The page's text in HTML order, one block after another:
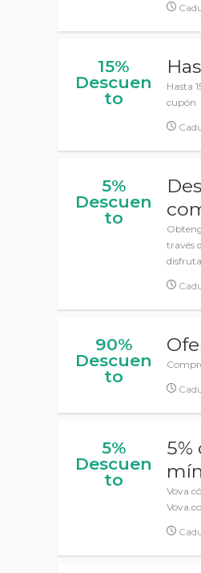
15%
Descuen
to
Hasta
cupón.
5%
Descuen
to
través
90%
Descuen
to
5%
Descuen
to
Vova